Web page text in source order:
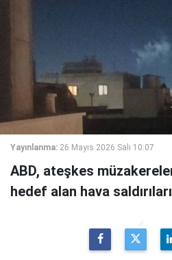
Yayınlanma: 26 Mayıs 2026 Salı 10:07
ABD, ateşkes
hedef alan hava